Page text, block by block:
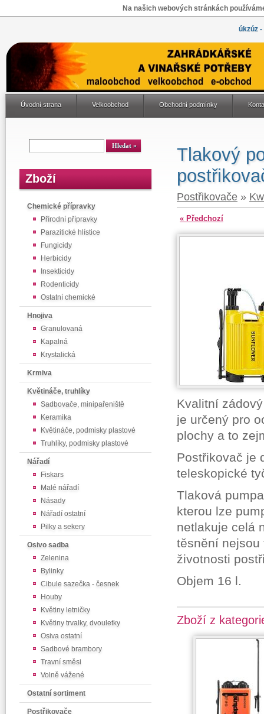
Na našich webových stránkách
úkzúz
Úvodní strana Velkoobchod Obchodní podmínky
Zboží
Chemické přípravky
Přírodní přípravky
Parazitické hlístice
Fungicidy
Herbicidy
Insekticidy
Rodenticidy
Ostatní chemické
Hnojiva
Granulovaná
Kapalná
Krystalická
Krmiva
Květináče, truhlíky
Sadbovače, minipařeniště
Keramika
Květináče, podmisky plastové
Truhlíky, podmisky plastové
Nářadí
Fiskars
Malé nářadí
Násady
Nářadí ostatní
Pilky a sekery
Osivo sadba
Zelenina
Bylinky
Cibule sazečka - česnek
Houby
Květiny letničky
Květiny trvalky, dvouletky
Osiva ostatní
Sadbové brambory
Travní směsi
Volně vážené
Ostatní sortiment
Postřikovače
Tlakový
Postřikovače »
« Předchozí
Kvalitní
je určený pro
plochy a to
Postřikovač je
teleskopické
Tlaková
kterou lze
netlakuje celá
těsnění nejsou
životnosti
Objem 16 l.
Zboží z